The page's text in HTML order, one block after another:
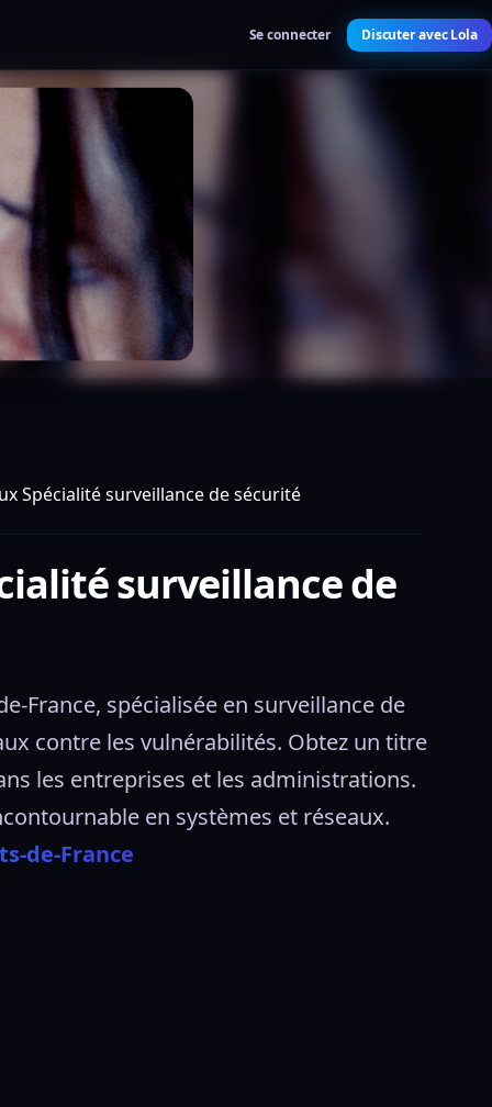
Se connecter Discuter avec Lola
Spécialité surveillance de sécurité
surveillance de
France, spécialisée en surveillance de
contre les vulnérabilités. Obtez un titre
les entreprises et les administrations.
en systèmes et réseaux.
de-France